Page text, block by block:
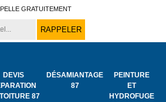
GRATUITEMENT
DEVIS
87
DÉSAMIANTAGE
87
PEINTURE
ET
HYDROFUGE